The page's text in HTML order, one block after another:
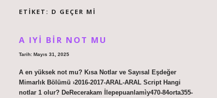
ETIKET: D GEÇER MI
A IYI BIR NOT MU
Tarih: Mayıs 31, 2025
A en yüksek not mu? Kısa Notlar ve Sayısal Eşdeğer
Mimarlık Bölümü ›2016-2017-ARAL-ARAL Script Hangi
notlar 1 olur? DeRecerakam İlepepuanlamìy470-84orta355-